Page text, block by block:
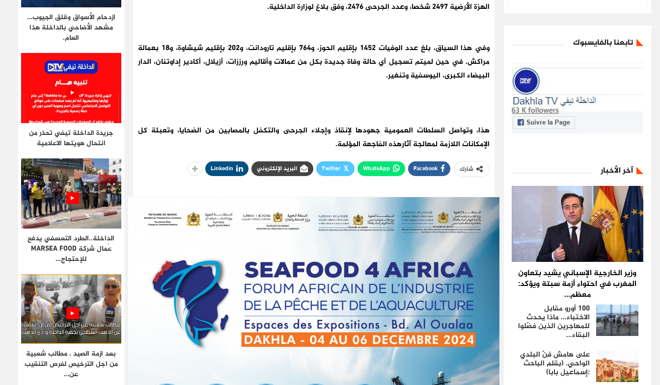
الهزة الأرضية 2497 شخصا، وعدد الجرحى 2476، وفق بلاغ لوزارة الداخلية.
وفي هذا السياق، بلغ عدد الوفيات 1452 بإقليم الحوز، و764 بإقليم تارودانت، و202 بإقليم شيشاوة، و18 بعمالة
مراكش. في حين لميتم تسجيل أي حالة وفاة جديدة بكل من عمالات وأقاليم ورززات، أزيلال، أكادير إداوتنان، الدار
البيضاء الكبرى، اليوسفية وتنغير.
هذا، وتواصل السلطات العمومية جهودها لإنقاذ وإجلاء الجرحى والتكفل بالمصابين من الضحايا، وتعبئة كل
الإمكانات اللازمة لمعالجة آثارهذه الفاجعة المؤلمة.
شارك Facebook
WhatsApp
Twitter البريد الإلكتروني Linkedin
تابعنا بالفايسبوك
آخر الأخبار
وزير الخارجية الإسباني يشيد بتعاون
المغرب في احتواء أزمة سبتة ويؤكد:
معظم…
100 أورو مقابل
الاختباء… ماذا يحدث
للمهاجرين الذين فضّلوا
البقاء…
على هامش فنّ البلدي
الواحي. (بقلم الباحث
:إسماعيل بابا)
ازدحام الأسواق وقلق الجيوب…
مشهد الأضاحي بالداخلة هذا
العام.
جريدة الداخلة تيفي تحذر من
انتحال هويتها الاعلامية
الداخلة..الطرد التعسفي يدفع
عُمال شركة MARSEA FOOD
للإحتجاج…
بعد ازمة الصيد ، مطالب شعبية
من اجل الترخيص لفرص التنقيب
عن…